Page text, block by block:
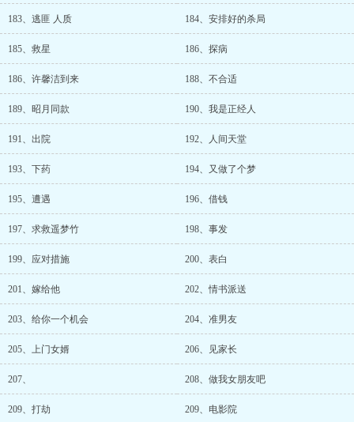
183、逃匪 人质 184、安排好的杀局
185、救星 186、探病
186、许馨洁到来 188、不合适
189、昭月同款 190、我是正经人
191、出院 192、人间天堂
193、下药 194、又做了个梦
195、遭遇 196、借钱
197、求救遥梦竹 198、事发
199、应对措施 200、表白
201、嫁给他 202、情书派送
203、给你一个机会 204、准男友
205、上门女婿 206、见家长
207、 208、做我女朋友吧
209、打劫 209、电影院